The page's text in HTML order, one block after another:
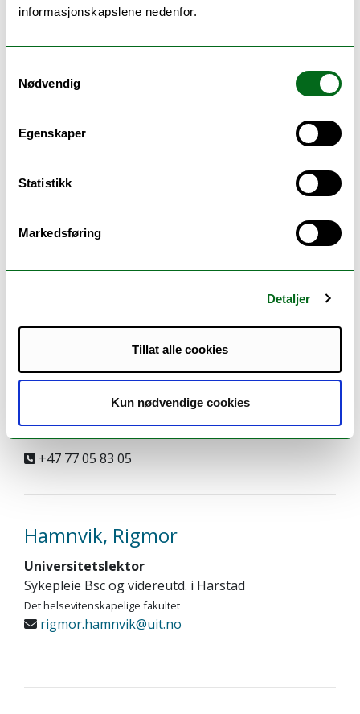
informasjonskapslene nedenfor.
Nødvendig
Egenskaper
Statistikk
Markedsføring
Detaljer
Tillat alle cookies
Kun nødvendige cookies
Goos, Ingvill
Sykepleie Bsc og videreutd. i Harstad
ingvill.v.goos@uit.no
Sykepleie Bsc og videreutd. i Harstad
anita.nytra@uit.no
+47 77 05 83 05
Hamnvik, Rigmor
Universitetslektor
Sykepleie Bsc og videreutd. i Harstad
Det helsevitenskapelige fakultet
rigmor.hamnvik@uit.no